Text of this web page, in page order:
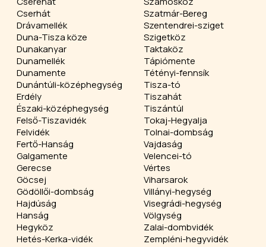
Cserhát
Drávamellék
Duna-Tisza köze
Dunakanyar
Dunamellék
Dunamente
Dunántúli-középhegység
Erdély
Északi-középhegység
Felső-Tiszavidék
Felvidék
Fertő-Hanság
Galgamente
Gerecse
Göcsej
Gödöllői-dombság
Hajdúság
Hanság
Hegyköz
Hetés-Kerka-vidék
Szatmár-Bereg
Szentendrei-sziget
Szigetköz
Taktaköz
Tápiómente
Tétényi-fennsík
Tisza-tó
Tiszahát
Tiszántúl
Tokaj-Hegyalja
Tolnai-dombság
Vajdaság
Velencei-tó
Vértes
Viharsarok
Villányi-hegység
Visegrádi-hegység
Völgység
Zalai-dombvidék
Zempléni-hegyvidék